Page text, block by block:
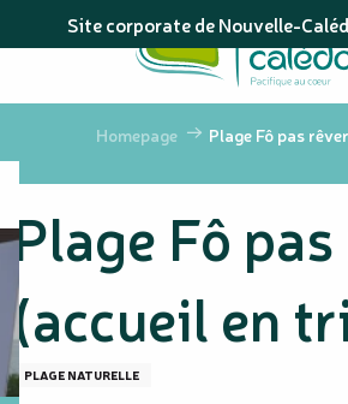
au
principal
Site corporate de Nouvelle-
Homepage Plage Fô pas
Plage Fô
(accueil en
PLAGE NATURELLE